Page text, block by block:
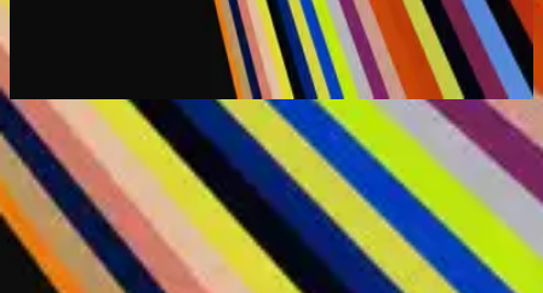
Rey De Reyes
立即收听
曲目列表
1
Rey De Reyes